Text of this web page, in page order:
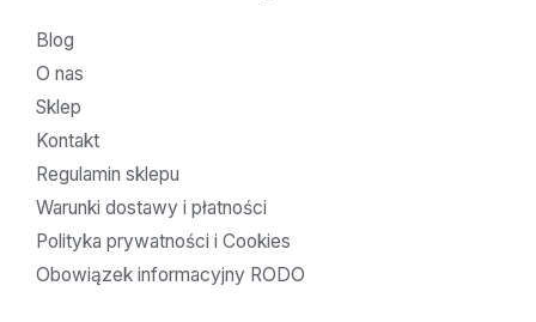
Blog
O nas
Sklep
Kontakt
Regulamin sklepu
Warunki dostawy i płatności
Polityka prywatności i Cookies
Obowiązek informacyjny RODO